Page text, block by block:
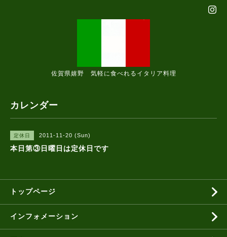
佐賀県嬉野 気軽に食べれるイタリア料理
カレンダー
定休日 2011-11-20 (Sun)
本日第③日曜日は定休日です
トップページ
インフォメーション